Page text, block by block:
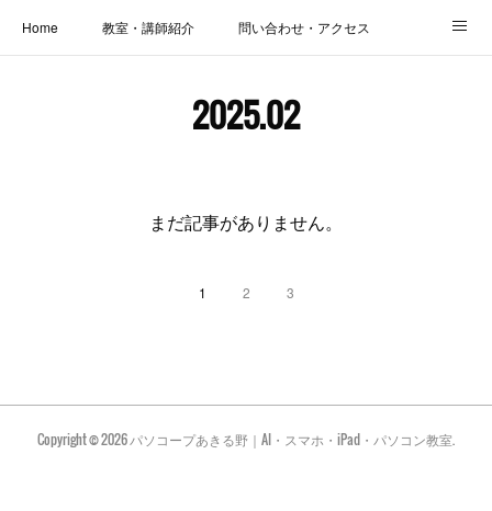
Home 教室・講師紹介 問い合わせ・アクセス
お役立ちブログ | スマホ・パソコン
会社概要
2025.02
まだ記事がありません。
1 2 3
Copyright ©2026パソコープあきる野｜AI・スマホ・iPad・パソコン教室.